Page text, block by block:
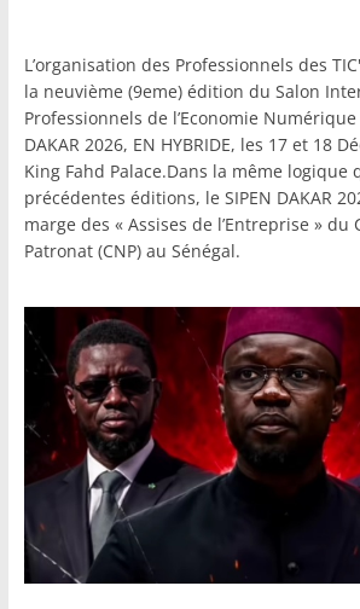
L’organisation des Professionnels des
la neuvième (9eme) édition du Salon
Professionnels de l’Economie Numérique
DAKAR 2026, EN HYBRIDE, les 17 et 18
King Fahd Palace.Dans la même logique
précédentes éditions, le SIPEN DAKAR
marge des « Assises de l’Entreprise »
Patronat (CNP) au Sénégal.